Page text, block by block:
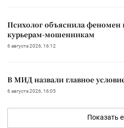
Психолог объяснила феномен
курьерам-мошенникам
6 августа 2026, 16:12
В МИД назвали главное
6 августа 2026, 16:05
Показать